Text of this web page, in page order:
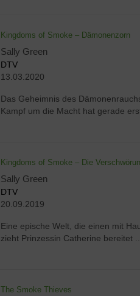
Kingdoms of Smoke – Dämonenzorn
Sally Green
DTV
13.03.2020
Das Geheimnis des
Kampf um die Macht hat gerade
Kingdoms of Smoke – Die
Sally Green
DTV
20.09.2019
Eine epische Welt, die einen mit
zieht Prinzessin Catherine bereitet ...
The Smoke Thieves